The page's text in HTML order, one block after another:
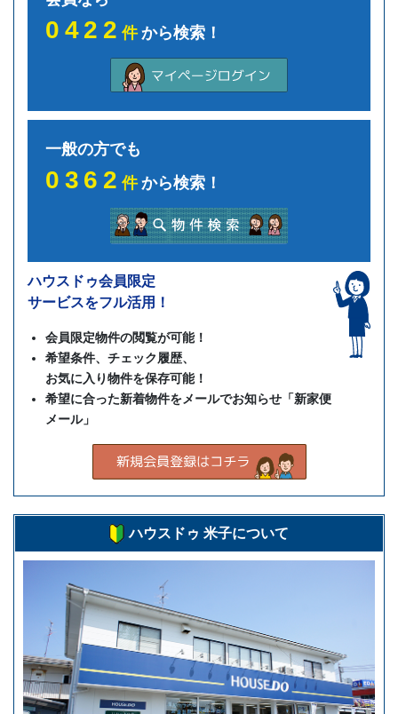
0422件から検索！
一般の方でも
0362件から検索！
ハウスドゥ会員限定
サービスをフル活用！
会員限定物件の閲覧が可能！
希望条件、チェック履歴、
お気に入り物件を保存可能！
希望に合った新着物件をメールでお知らせ「新家便
メール」
ハウスドゥ 米子について